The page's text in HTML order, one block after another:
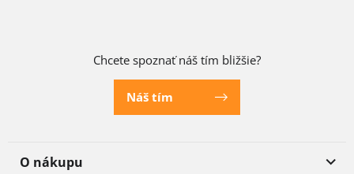
Chcete spoznať náš tím bližšie?
Náš tím
O nákupu